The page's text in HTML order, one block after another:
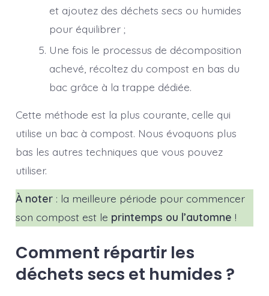
et ajoutez des déchets secs ou humides
pour équilibrer ;
Une fois le processus de décomposition
achevé, récoltez du compost en bas du
bac grâce à la trappe dédiée.
Cette méthode est la plus courante, celle qui
utilise un bac à compost. Nous évoquons plus
bas les autres techniques que vous pouvez
utiliser.
À noter: la meilleure période pour commencer
son compost est le printemps ou l’automne !
Comment répartir les
déchets secs et humides ?